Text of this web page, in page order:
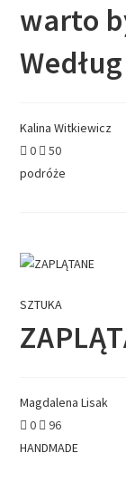
warto
Kalina Witkiewicz
0
50
podróże
SZTUKA
Magdalena Lisak
0
96
HANDMADE